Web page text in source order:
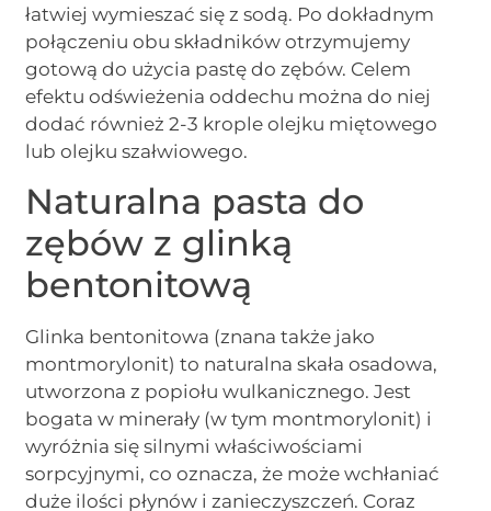
łatwiej wymieszać się z sodą. Po dokładnym
połączeniu obu składników otrzymujemy
gotową do użycia pastę do zębów. Celem
efektu odświeżenia oddechu można do niej
dodać również 2-3 krople olejku miętowego
lub olejku szałwiowego.
Naturalna pasta do
zębów z glinką
bentonitową
Glinka bentonitowa (znana także jako
montmorylonit) to naturalna skała osadowa,
utworzona z popiołu wulkanicznego. Jest
bogata w minerały (w tym montmorylonit) i
wyróżnia się silnymi właściwościami
sorpcyjnymi, co oznacza, że może wchłaniać
duże ilości płynów i zanieczyszczeń. Coraz